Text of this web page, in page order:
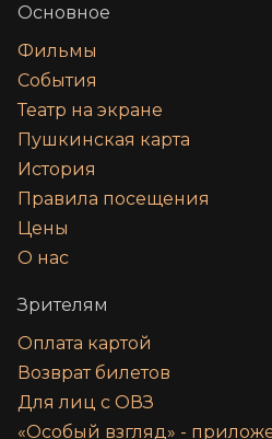
Основное
Фильмы
События
Театр на экране
Пушкинская карта
История
Правила посещения
Цены
О нас
Зрителям
Оплата картой
Возврат билетов
Для лиц с ОВЗ
«‎Особый взгляд» -